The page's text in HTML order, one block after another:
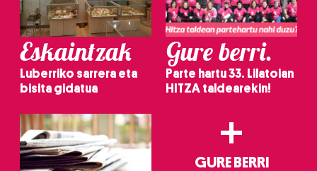
Eskaintzak
Luberriko sarrera eta
bisita gidatua
Gure berri.
Parte hartu 33. Lilatoian
HITZA taldearekin!
+
GURE BERRI